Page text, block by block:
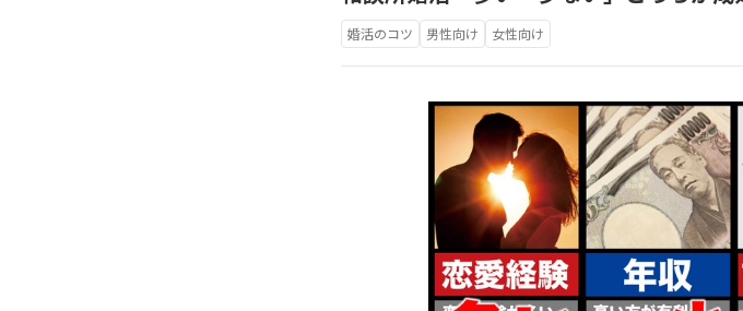
婚活のコツ 男性向け 女性向け